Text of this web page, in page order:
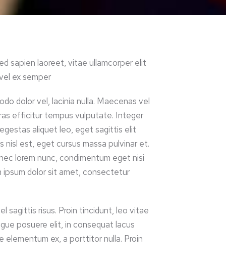
sapien laoreet, vitae ullamcorper elit
ex semper
dolor vel, lacinia nulla. Maecenas vel
efficitur tempus vulputate. Integer
aliquet leo, eget sagittis elit
nisl est, eget cursus massa pulvinar et.
lorem nunc, condimentum eget nisi
ipsum dolor sit amet, consectetur
sagittis risus. Proin tincidunt, leo vitae
posuere elit, in consequat lacus
elementum ex, a porttitor nulla. Proin